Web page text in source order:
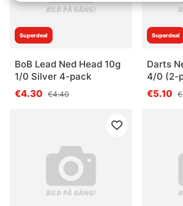
Superdeal
BoB Lead Ned Head 10g
1/0 Silver 4-pack
€4.30 €4.40
Superdeal
Darts
4/0 (2-
€5.10